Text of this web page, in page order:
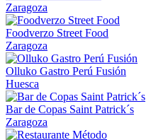
Zaragoza
Foodverzo Street Food
Zaragoza
Olluko Gastro Perú Fusión
Huesca
Bar de Copas Saint Patrick´s
Zaragoza